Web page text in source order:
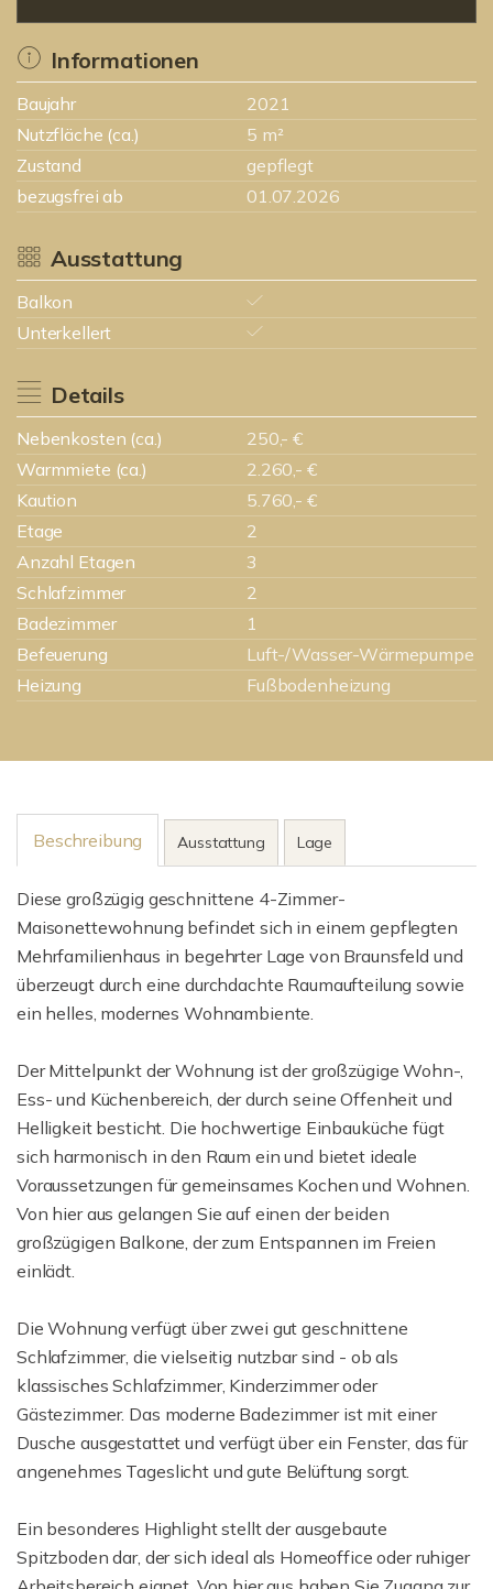
Informationen
Baujahr
2021
Nutzfläche (ca.)
5 m²
Zustand
gepflegt
bezugsfrei ab
01.07.2026
Ausstattung
Balkon
Unterkellert
Details
Nebenkosten (ca.)
250,- €
Warmmiete (ca.)
2.260,- €
Kaution
5.760,- €
Etage
2
Anzahl Etagen
3
Schlafzimmer
2
Badezimmer
1
Befeuerung
Luft-/Wasser-Wärmepumpe
Heizung
Fußbodenheizung
Beschreibung Ausstattung Lage
Diese großzügig geschnittene 4-Zimmer-
Maisonettewohnung befindet sich in einem gepflegten
Mehrfamilienhaus in begehrter Lage von Braunsfeld und
überzeugt durch eine durchdachte Raumaufteilung sowie
ein helles, modernes Wohnambiente.
Der Mittelpunkt der Wohnung ist der großzügige Wohn-,
Ess- und Küchenbereich, der durch seine Offenheit und
Helligkeit besticht. Die hochwertige Einbauküche fügt
sich harmonisch in den Raum ein und bietet ideale
Voraussetzungen für gemeinsames Kochen und Wohnen.
Von hier aus gelangen Sie auf einen der beiden
großzügigen Balkone, der zum Entspannen im Freien
einlädt.
Die Wohnung verfügt über zwei gut geschnittene
Schlafzimmer, die vielseitig nutzbar sind - ob als
klassisches Schlafzimmer, Kinderzimmer oder
Gästezimmer. Das moderne Badezimmer ist mit einer
Dusche ausgestattet und verfügt über ein Fenster, das für
angenehmes Tageslicht und gute Belüftung sorgt.
Ein besonderes Highlight stellt der ausgebaute
Spitzboden dar, der sich ideal als Homeoffice oder ruhiger